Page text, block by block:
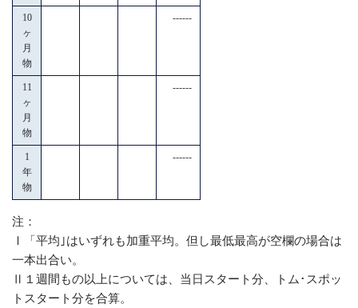
10
ヶ
月
物
------
11
ヶ
月
物
------
1
年
物
------
注：
Ⅰ「平均｣はいずれも加重平均。但し最低最高が空欄の場合は
一本出合い。
Ⅱ１週間もの以上については、当日スタート分、トム･スポッ
トスタート分を合算。